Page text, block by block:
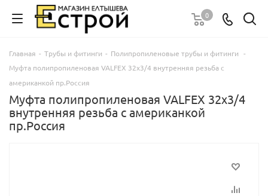
0
Главная - Трубы и фитинги - Полипропиленовые трубы и фитинги -
Муфта полипропиленовая VALFEX 32х3/4 внутренняя резьба с
американкой пр.Россия
Муфта полипропиленовая VALFEX 32х3/4
внутренняя резьба с американкой
пр.Россия